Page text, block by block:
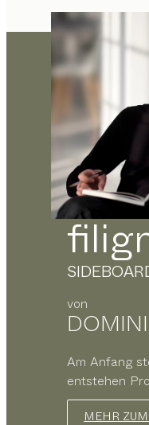
von
Am Anfang
entstehen
MEHR